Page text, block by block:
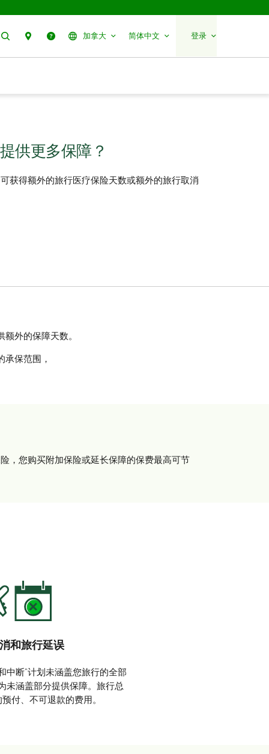
搜索 分行预约帮助 加拿大 简体中文 登录
供更多保障？
获得额外的旅行医疗保险天数或额外的旅行取消
外的保障天数。
保范围，
，您购买附加保险或延长保障的保费最高可节
和旅行延误
中断”计划未涵盖您旅行的全部
未涵盖部分提供保障。旅行总
付、不可退款的费用。